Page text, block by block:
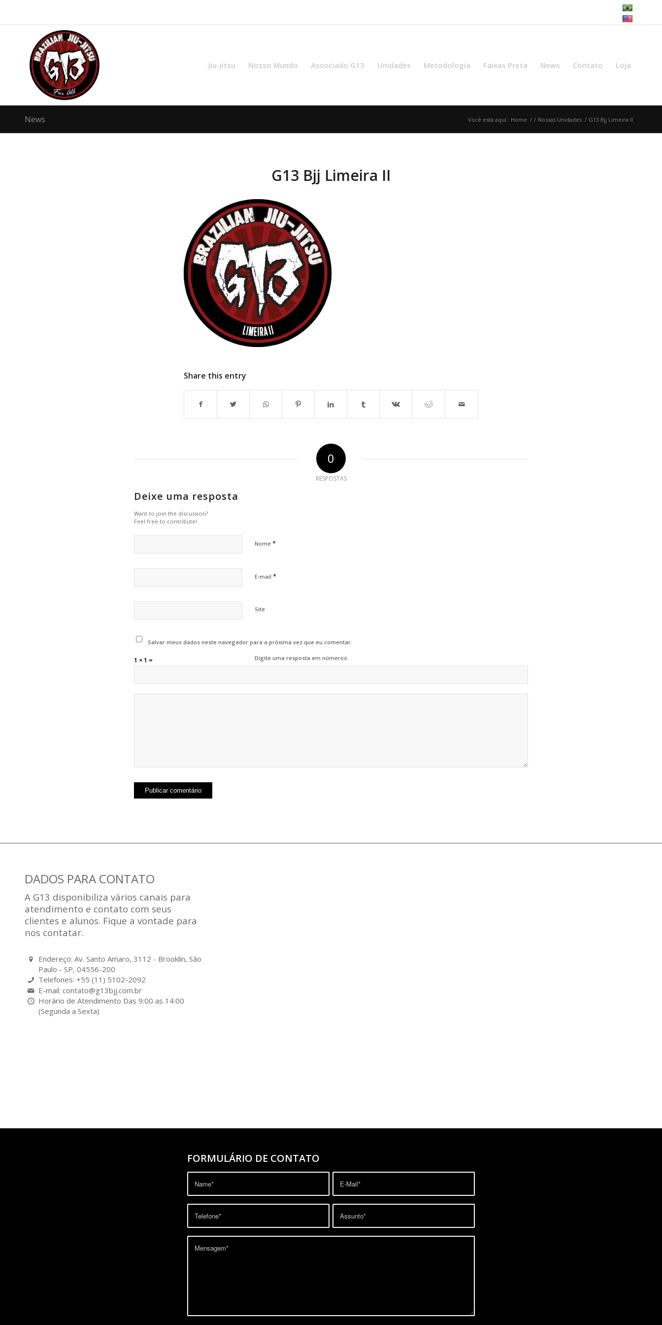
Jiu-jitsu Nosso Mundo Associado G13 Unidades Metodologia Faixas Preta News Contato Loja
News Você está aqui: Home / / Nossas Unidades / G13 Bjj Limeira II
G13 Bjj Limeira II
Share this entry
0
RESPOSTAS
Deixe uma resposta
Want to join the discussion?
Feel free to contribute!
Nome *
E-mail *
Site
Salvar meus dados neste navegador para a próxima vez que eu comentar.
Digite uma resposta em números:
1 × 1 =
DADOS PARA CONTATO
A G13 disponibiliza vários canais para
atendimento e contato com seus
clientes e alunos. Fique a vontade para
nos contatar.
Endereço: Av. Santo Amaro, 3112 - Brooklin, São
Paulo - SP, 04556-200
Telefones: +55 (11) 5102-2092
E-mail: contato@g13bjj.com.br
Horário de Atendimento Das 9:00 as 14:00
(Segunda a Sexta)
FORMULÁRIO DE CONTATO